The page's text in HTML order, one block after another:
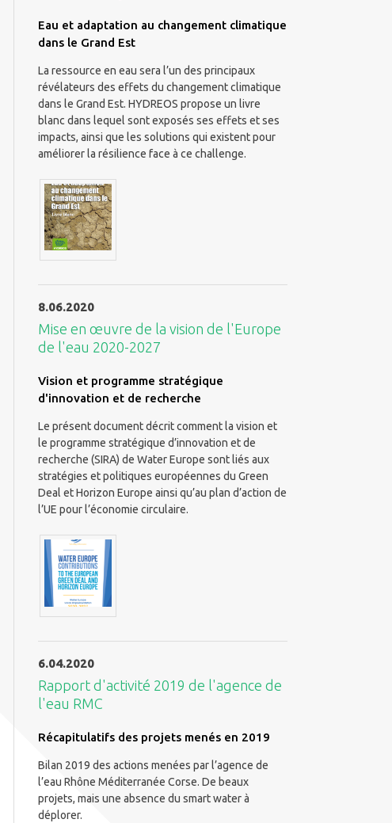
Eau et adaptation au changement climatique
dans le Grand Est
La ressource en eau sera l’un des principaux
révélateurs des effets du changement climatique
dans le Grand Est. HYDREOS propose un livre
blanc dans lequel sont exposés ses effets et ses
impacts, ainsi que les solutions qui existent pour
améliorer la résilience face à ce challenge.
8.06.2020
Mise en œuvre de la vision de l'Europe
de l'eau 2020-2027
Vision et programme stratégique
d'innovation et de recherche
Le présent document décrit comment la vision et
le programme stratégique d’innovation et de
recherche (SIRA) de Water Europe sont liés aux
stratégies et politiques européennes du Green
Deal et Horizon Europe ainsi qu’au plan d’action de
l’UE pour l’économie circulaire.
6.04.2020
Rapport d'activité 2019 de l'agence de
l'eau RMC
Récapitulatifs des projets menés en 2019
Bilan 2019 des actions menées par l’agence de
l’eau Rhône Méditerranée Corse. De beaux
projets, mais une absence du smart water à
déplorer.